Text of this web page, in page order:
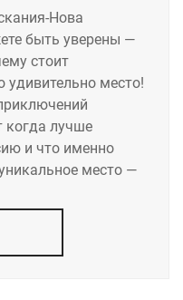
Нова
быть уверены —
стоит
удивительно место!
когда лучше
и что именно
место —